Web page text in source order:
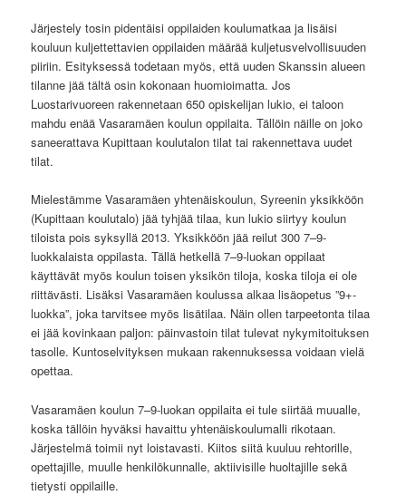
Järjestely tosin pidentäisi oppilaiden koulumatkaa ja lisäisi
kouluun kuljettettavien oppilaiden määrää kuljetusvelvollisuuden
piiriin. Esityksessä todetaan myös, että uuden Skanssin alueen
tilanne jää tältä osin kokonaan huomioimatta. Jos
Luostarivuoreen rakennetaan 650 opiskelijan lukio, ei taloon
mahdu enää Vasaramäen koulun oppilaita. Tällöin näille on joko
saneerattava Kupittaan koulutalon tilat tai rakennettava uudet
tilat.
Mielestämme Vasaramäen yhtenäiskoulun, Syreenin yksikköön
(Kupittaan koulutalo) jää tyhjää tilaa, kun lukio siirtyy koulun
tiloista pois syksyllä 2013. Yksikköön jää reilut 300 7–9-
luokkalaista oppilasta. Tällä hetkellä 7–9-luokan oppilaat
käyttävät myös koulun toisen yksikön tiloja, koska tiloja ei ole
riittävästi. Lisäksi Vasaramäen koulussa alkaa lisäopetus ”9+-
luokka”, joka tarvitsee myös lisätilaa. Näin ollen tarpeetonta tilaa
ei jää kovinkaan paljon: päinvastoin tilat tulevat nykymitoituksen
tasolle. Kuntoselvityksen mukaan rakennuksessa voidaan vielä
opettaa.
Vasaramäen koulun 7–9-luokan oppilaita ei tule siirtää muualle,
koska tällöin hyväksi havaittu yhtenäiskoulumalli rikotaan.
Järjestelmä toimii nyt loistavasti. Kiitos siitä kuuluu rehtorille,
opettajille, muulle henkilökunnalle, aktiivisille huoltajille sekä
tietysti oppilaille.